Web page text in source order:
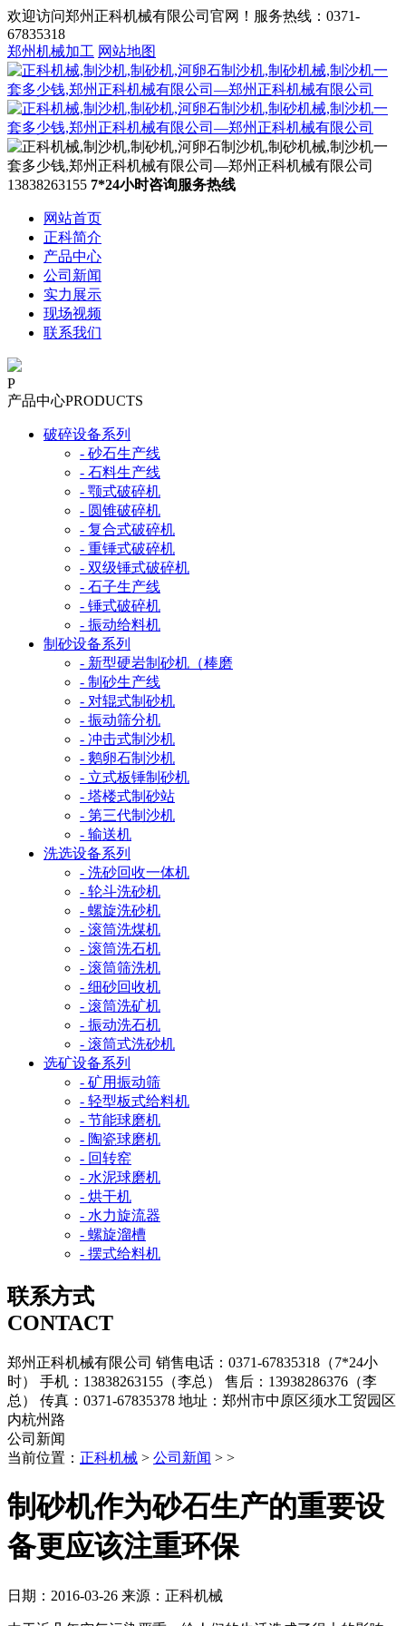
欢迎访问郑州正科机械有限公司官网！服务热线：0371-
67835318
郑州机械加工 网站地图
13838263155 7*24小时咨询服务热线
网站首页
正科简介
产品中心
公司新闻
实力展示
现场视频
联系我们
P
产品中心PRODUCTS
破碎设备系列
- 砂石生产线
- 石料生产线
- 颚式破碎机
- 圆锥破碎机
- 复合式破碎机
- 重锤式破碎机
- 双级锤式破碎机
- 石子生产线
- 锤式破碎机
- 振动给料机
制砂设备系列
- 新型硬岩制砂机（棒磨
- 制砂生产线
- 对辊式制砂机
- 振动筛分机
- 冲击式制沙机
- 鹅卵石制沙机
- 立式板锤制砂机
- 塔楼式制砂站
- 第三代制沙机
- 输送机
洗选设备系列
- 洗砂回收一体机
- 轮斗洗砂机
- 螺旋洗砂机
- 滚筒洗煤机
- 滚筒洗石机
- 滚筒筛洗机
- 细砂回收机
- 滚筒洗矿机
- 振动洗石机
- 滚筒式洗砂机
选矿设备系列
- 矿用振动筛
- 轻型板式给料机
- 节能球磨机
- 陶瓷球磨机
- 回转窑
- 水泥球磨机
- 烘干机
- 水力旋流器
- 螺旋溜槽
- 摆式给料机
联系方式
CONTACT
郑州正科机械有限公司 销售电话：0371-67835318（7*24小
时）
手机：13838263155（李总）
售后：13938286376（李
总）
传真：0371-67835378 地址：郑州市中原区须水工贸园区
内杭州路
公司新闻
当前位置： 正科机械 > 公司新闻 > >
制砂机作为砂石生产的重要设
备更应该注重环保
日期：2016-03-26 来源：正科机械